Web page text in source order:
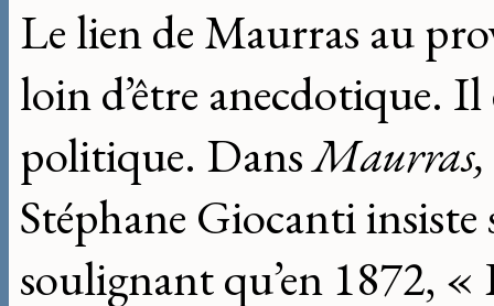
Le lien de Maurras au
loin d’être anecdotique.
politique. DansMaurras,
Stéphane Giocanti
soulignant qu’en 1872,